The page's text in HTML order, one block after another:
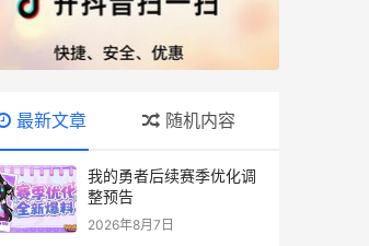
最新文章 随机内容
我的勇者后续赛季优化调
整预告
2026年8月7日